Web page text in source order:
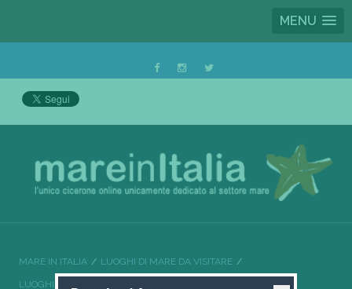
MENU
MARE IN ITALIA LUOGHI DI MARE DA VISITARE
LUOGHI DI MARE DA VISITARE SICILIA